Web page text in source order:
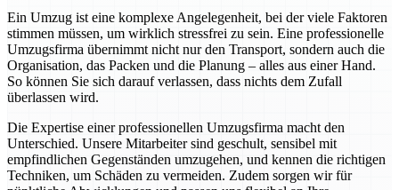
Ein Umzug ist eine komplexe Angelegenheit, bei der viele Faktoren
stimmen müssen, um wirklich stressfrei zu sein. Eine professionelle
Umzugsfirma übernimmt nicht nur den Transport, sondern auch die
Organisation, das Packen und die Planung – alles aus einer Hand.
So können Sie sich darauf verlassen, dass nichts dem Zufall
überlassen wird.
Die Expertise einer professionellen Umzugsfirma macht den
Unterschied. Unsere Mitarbeiter sind geschult, sensibel mit
empfindlichen Gegenständen umzugehen, und kennen die richtigen
Techniken, um Schäden zu vermeiden. Zudem sorgen wir für